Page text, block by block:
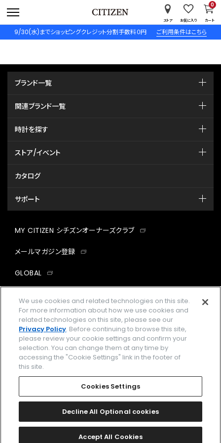
9/30(水)までショッピングクレジット分割手数料０円 ご利用条件はこちら
ストア お気に入り カート
0
ブランド一覧
関連ブランド一覧
時計を探す
ストア/イベント
カタログ
サポート
MY CITIZEN シチズンオーナーズクラブ
メールマガジン登録
GLOBAL
facebookinstagramtwitter
企業情報 ご利用規約
プライバシーポリシー Cookies Settings
Amazon PayはAmazon.com, Inc.またはその関連会社の商標です。
2026 CITIZEN WATCH CO., LTD.
We use cookies and related technologies on this site.
For more information about how we use cookies and
related technologies on this site, please see our
Privacy Policy. Before continuing to browse this site,
please review your cookie settings and confirm your
selection. You can change them at any time by
accessing the "Cookie Settings" link in the footer of
this site.
Cookies Settings
Decline All Optional cookies
Accept All Cookies